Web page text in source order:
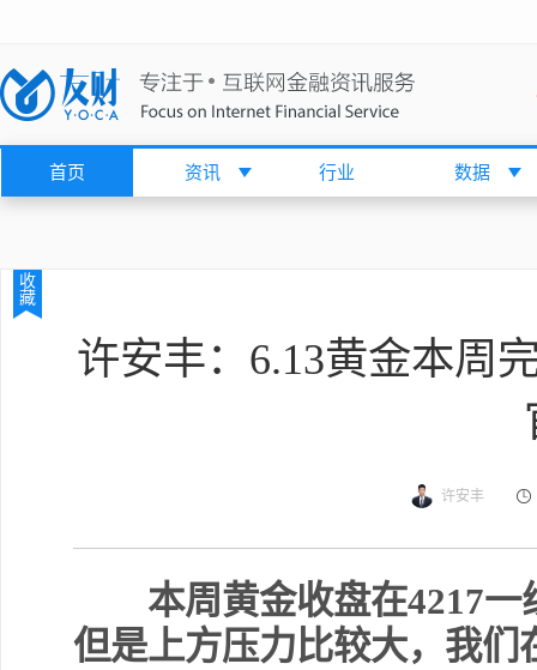
首页 资讯 行业 数据
收
藏
许安丰：6.13黄金本周
许安丰
本周黄金收盘在4217一
但是上方压力比较大，我们